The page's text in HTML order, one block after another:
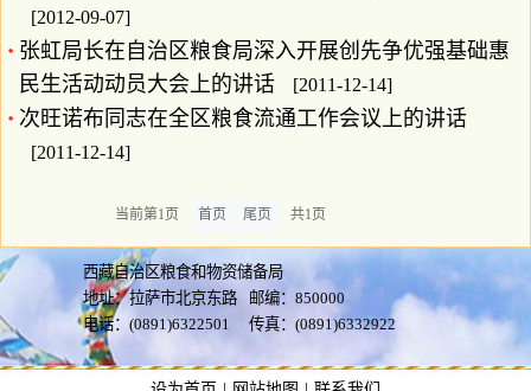
[2012-09-07]
张虹局长在自治区粮食局深入开展创先争优强基础惠
民生活动动员大会上的讲话
[2011-12-14]
次旺诺布同志在全区粮食流通工作会议上的讲话
[2011-12-14]
当前第1页 首页 尾页 共1页
西藏自治区粮食和物资储备局
地址：拉萨市北京东路
邮编：850000
电话：(0891)6322501
传真：(0891)6332922